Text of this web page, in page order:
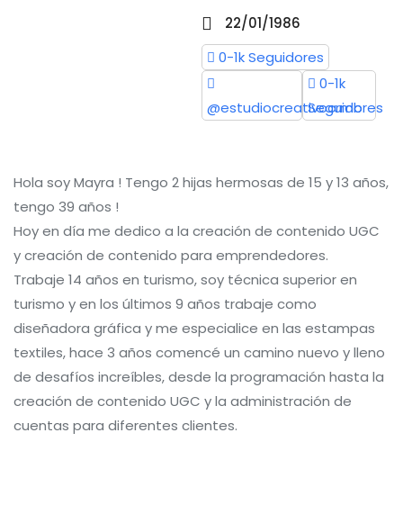
22/01/1986
0-1kSeguidores
@estudiocreativocrmb
0-1k
Seguidores
Hola soy Mayra ! Tengo 2 hijas hermosas de 15 y 13 años,
tengo 39 años !
Hoy en día me dedico a la creación de contenido UGC
y creación de contenido para emprendedores.
Trabaje 14 años en turismo, soy técnica superior en
turismo y en los últimos 9 años trabaje como
diseñadora gráfica y me especialice en las estampas
textiles, hace 3 años comencé un camino nuevo y lleno
de desafíos increíbles, desde la programación hasta la
creación de contenido UGC y la administración de
cuentas para diferentes clientes.